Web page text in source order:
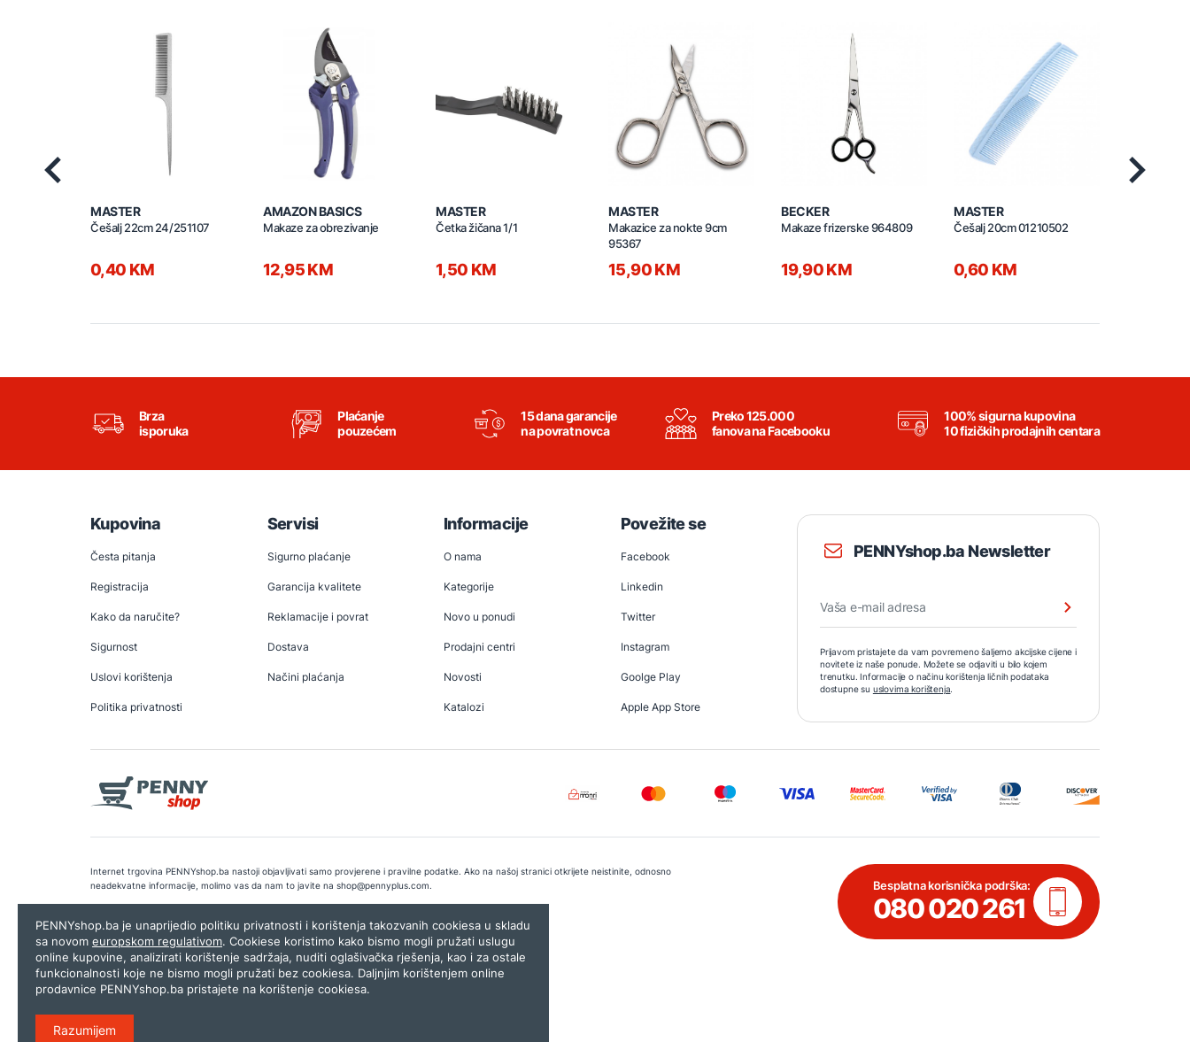
MASTER
Češalj 22cm 24/251107
0,40 KM
AMAZON BASICS
Makaze za obrezivanje
12,95 KM
MASTER
Četka žičana 1/1
1,50 KM
MASTER
Makazice za nokte 9cm
95367
15,90 KM
BECKER
Makaze frizerske 964809
19,90 KM
MASTER
Češalj 20cm 01210502
0,60 KM
Brza
isporuka
Plaćanje
pouzećem
15 dana garancije
na povrat novca
Preko 125.000
fanova na Facebooku
100% sigurna kupovina
10 fizičkih prodajnih centara
PENNYshop.ba Newsletter
Prijavom pristajete da vam povremeno šaljemo akcijske cijene i
novitete iz naše ponude. Možete se odjaviti u bilo kojem
trenutku. Informacije o načinu korištenja ličnih podataka
dostupne su uslovima korištenja.
Kupovina
Česta pitanja
Registracija
Kako da naručite?
Sigurnost
Uslovi korištenja
Politika privatnosti
Servisi
Sigurno plaćanje
Garancija kvalitete
Reklamacije i povrat
Dostava
Načini plaćanja
Informacije
O nama
Kategorije
Novo u ponudi
Prodajni centri
Novosti
Katalozi
Povežite se
Facebook
Linkedin
Twitter
Instagram
Goolge Play
Apple App Store
Besplatna korisnička podrška:
080 020 261
Internet trgovina PENNYshop.ba nastoji objavljivati samo provjerene i pravilne podatke. Ako na našoj stranici otkrijete neistinite, odnosno
neadekvatne informacije, molimo vas da nam to javite na shop@pennyplus.com.
Copyright © 2026.Penny plus d.o.o. Sarajevo.Dizajn i programiranje:Lampa.ba
PENNYshop.ba je unaprijedio politiku privatnosti i korištenja takozvanih cookiesa u skladu
sa novom europskom regulativom. Cookiese koristimo kako bismo mogli pružati uslugu
online kupovine, analizirati korištenje sadržaja, nuditi oglašivačka rješenja, kao i za ostale
funkcionalnosti koje ne bismo mogli pružati bez cookiesa. Daljnjim korištenjem online
prodavnice PENNYshop.ba pristajete na korištenje cookiesa.
Razumijem